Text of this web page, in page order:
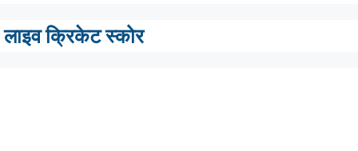
लाइव क्रिकेट स्कोर